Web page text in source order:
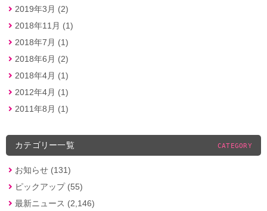
2019年3月 (2)
2018年11月 (1)
2018年7月 (1)
2018年6月 (2)
2018年4月 (1)
2012年4月 (1)
2011年8月 (1)
カテゴリー一覧 CATEGORY
お知らせ (131)
ピックアップ (55)
最新ニュース (2,146)